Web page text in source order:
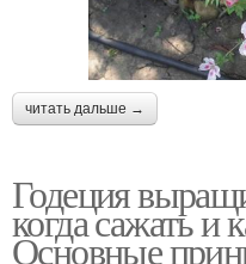
читать дальше →
Годеция
когда сажать и
Основные